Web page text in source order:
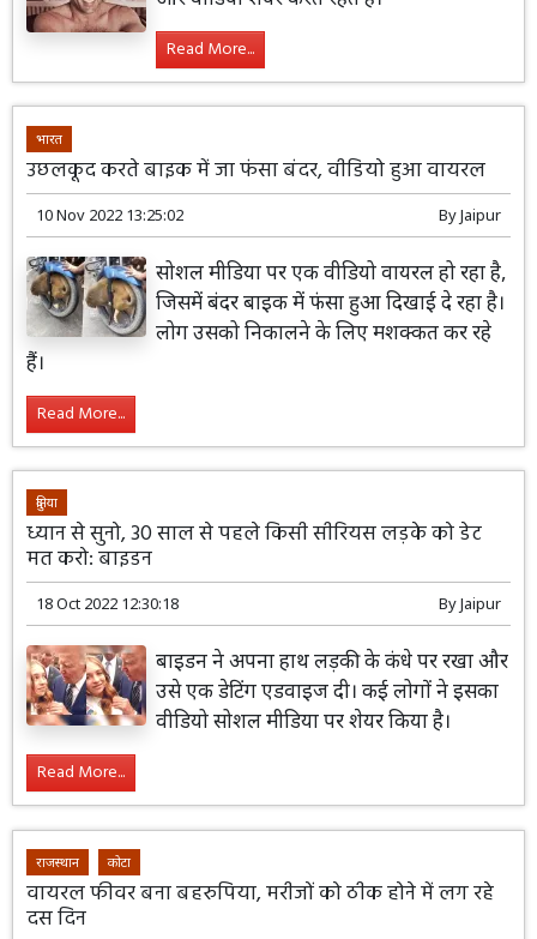
Read More...
भारत
उछलकूद करते बाइक में जा फंसा बंदर, वीडियो हुआ वायरल
10 Nov 2022 13:25:02 ByJaipur
सोशल मीडिया पर एक वीडियो वायरल हो रहा है,
जिसमें बंदर बाइक में फंसा हुआ दिखाई दे रहा है।
लोग उसको निकालने के लिए मशक्कत कर रहे
हैं।
Read More...
दुनिया
ध्यान से सुनो, 30 साल से पहले किसी सीरियस लड़के को डेट
मत करो: बाइडन
18 Oct 2022 12:30:18 ByJaipur
बाइडन ने अपना हाथ लड़की के कंधे पर रखा और
उसे एक डेटिंग एडवाइज दी। कई लोगों ने इसका
वीडियो सोशल मीडिया पर शेयर किया है।
Read More...
राजस्थान कोटा
वायरल फीवर बना बहरुपिया, मरीजों को ठीक होने में लग रहे
दस दिन